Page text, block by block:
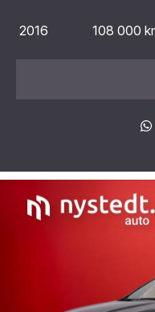
2016 108 000